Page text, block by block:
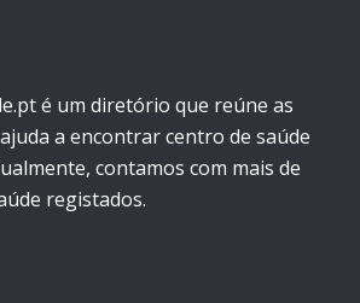
é um diretório que reúne as
a encontrar centro de saúde
contamos com mais de
registados.